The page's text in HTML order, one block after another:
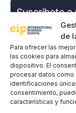
de
Para ofrecer las
las cookies para
dispositivo. El
procesar datos como
identificaciones
consentimiento,
características y
Suscríbete
al día de
Nombre y
Correo